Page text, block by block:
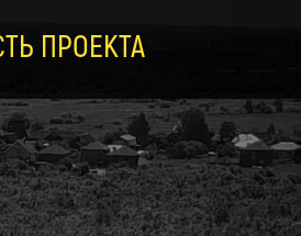
ПРОЕКТА